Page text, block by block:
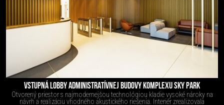
VSTUPNÁ LOBBY ADMINISTRATÍVNEJ BUDOVY KOMPLEXU SKY PARK
Otvorený priestor s najmodernejšou technológiou kladie vysoké nároky na
návrh a realizáciu vhodného akustického riešenia. Interiér zrealizovala